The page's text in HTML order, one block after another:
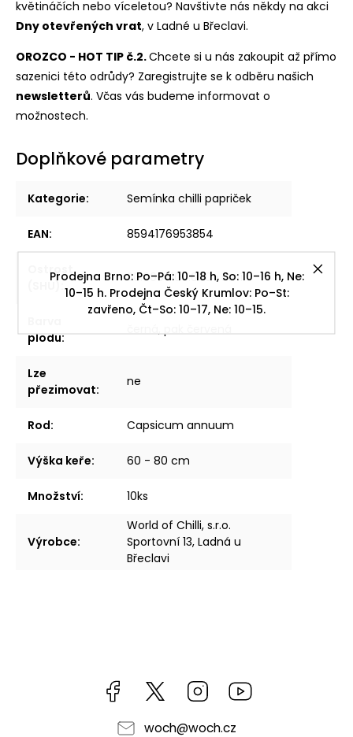
Prodejna Brno: Po–Pá: 10–18 h, So: 10–16 h, Ne:
10–15 h. Prodejna Český Krumlov: Po–St:
zavřeno, Čt–So: 10–17, Ne: 10–15.
květináčích nebo víceletou? Navštivte nás někdy na akci
Dny otevřených vrat, v Ladné u Břeclavi.
OROZCO - HOT TIP č.2.Chcete si u nás zakoupit až přímo
sazenici této odrůdy? Zaregistrujte se k odběru našich
newsletterů. Včas vás budeme informovat o
možnostech.
Doplňkové parametry
Kategorie: Semínka chilli papriček
EAN: 8594176953854
Ostrost
(SHU) :
30.000–100.000 • Brní
plodu:
Lze
přezimovat:
ne
Rod: Capsicum annuum
Výška keře: 60 - 80 cm
Množství: 10ks
Výrobce:
World of Chilli, s.r.o.
Sportovní 13, Ladná u
Břeclavi
Facebook https://twitter.com/worldofchilli
Instagram
woch@woch.cz